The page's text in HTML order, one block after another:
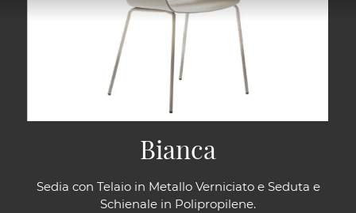
Sedia con Telaio in Metallo Verniciato e Seduta e
Schienale in Polipropilene.
Bianca